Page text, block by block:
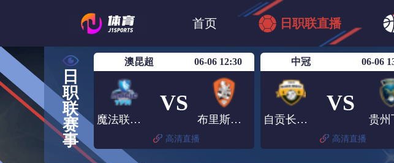
首页 日职联直播
日篮B1 日
日职联广岛三箭
日
职
联
赛
事
澳昆超 06-06 12:30
魔法联合TFA
VS
布里斯班狮吼青年队
高清直播
中冠 06-06
自贡长淮弘祥
VS
贵州
高清直播